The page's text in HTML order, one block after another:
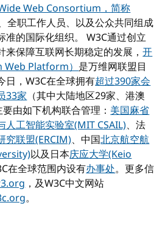
Web Consortium，简称
全职工作人员、以及公众共同组成
准的国际化组织。 W3C通过创立
来保障互联网长期稳定的发展，开
Web Platform）是万维网联盟目
日，W3C在全球拥有超过390家会
33家（其中大陆地区29家、港澳
由如下机构联合管理：美国麻省
人工智能实验室(MIT CSAIL)、法
究联盟(ERCIM)、中国北京航空航
以及日本庆应大学(Keio
在全球范围内设有办事处。更多信
，及W3C中文网站
。